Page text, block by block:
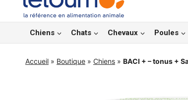
Chiens Chats Chevaux Poules
Accueil » Boutique » Chiens » BACI + – tonus +